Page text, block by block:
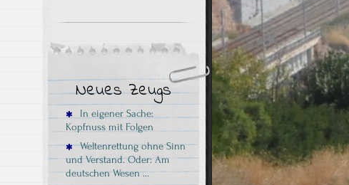
Neues Zeugs
In eigener Sache:
Kopfnuss mit Folgen
Weltenrettung ohne Sinn
und Verstand. Oder: Am
deutschen Wesen …